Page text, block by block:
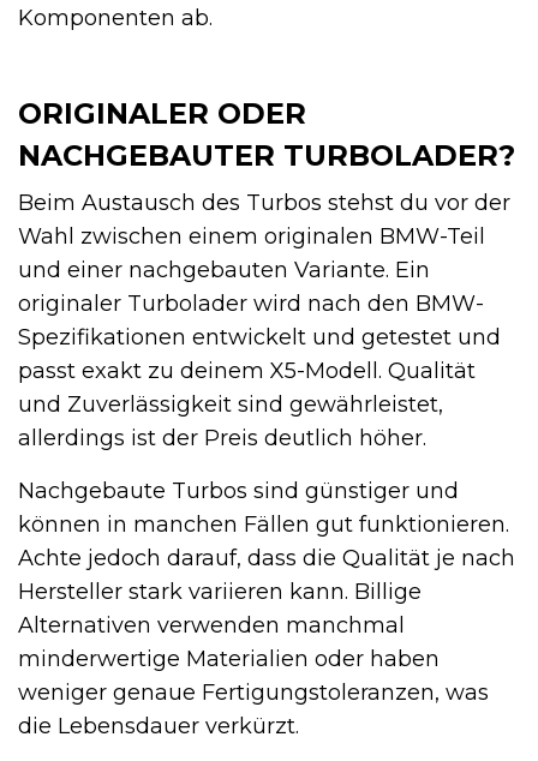
Komponenten ab.
ORIGINALER ODER
NACHGEBAUTER TURBOLADER?
Beim Austausch des Turbos stehst du vor der
Wahl zwischen einem originalen BMW-Teil
und einer nachgebauten Variante. Ein
originaler Turbolader wird nach den BMW-
Spezifikationen entwickelt und getestet und
passt exakt zu deinem X5-Modell. Qualität
und Zuverlässigkeit sind gewährleistet,
allerdings ist der Preis deutlich höher.
Nachgebaute Turbos sind günstiger und
können in manchen Fällen gut funktionieren.
Achte jedoch darauf, dass die Qualität je nach
Hersteller stark variieren kann. Billige
Alternativen verwenden manchmal
minderwertige Materialien oder haben
weniger genaue Fertigungstoleranzen, was
die Lebensdauer verkürzt.